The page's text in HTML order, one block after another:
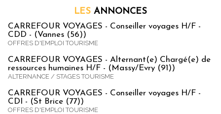
LES ANNONCES
CARREFOUR VOYAGES - Conseiller voyages H/F -
CDD - (Vannes (56))
OFFRES D'EMPLOI TOURISME
CARREFOUR VOYAGES - Alternant(e) Chargé(e) de
ressources humaines H/F - (Massy/Evry (91))
ALTERNANCE / STAGES TOURISME
CARREFOUR VOYAGES - Conseiller voyages H/F -
CDI - (St Brice (77))
OFFRES D'EMPLOI TOURISME